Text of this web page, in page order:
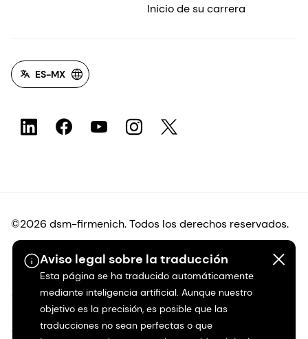
Aviso legal sobre la traducción
Esta página se ha traducido automáticamente
mediante inteligencia artificial. Aunque nuestro
objetivo es la precisión, es posible que las
traducciones no sean perfectas o que
Inicio de su carrera
ES-MX
©2026 dsm-firmenich. Todos los derechos reservados.
Protección de datos
Condiciones de uso
Condiciones generales